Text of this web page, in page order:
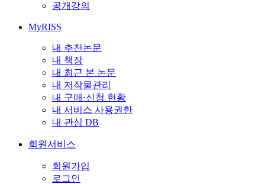
공개강의
MyRISS
내 추천논문
내 책장
내 최근 본 논문
내 저작물관리
내 구매·신청 현황
내 서비스 사용권한
내 관심 DB
회원서비스
회원가입
로그인